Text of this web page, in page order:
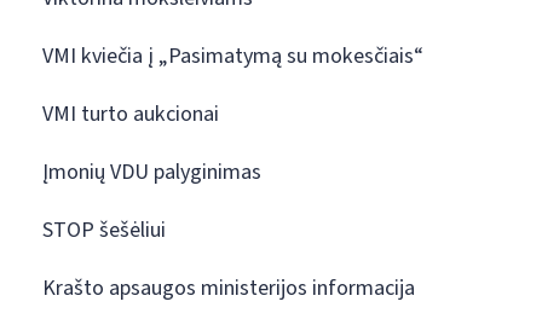
VMI kviečia į „Pasimatymą su mokesčiais“
VMI turto aukcionai
Įmonių VDU palyginimas
STOP šešėliui
Krašto apsaugos ministerijos informacija